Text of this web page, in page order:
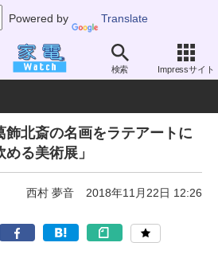
Powered by Translate
検索 Impressサイト
キッチン家電 コーヒーメーカー
飾北斎の名画をラテアートに
る美術展」
西村 夢音 2018年11月22日 12:26